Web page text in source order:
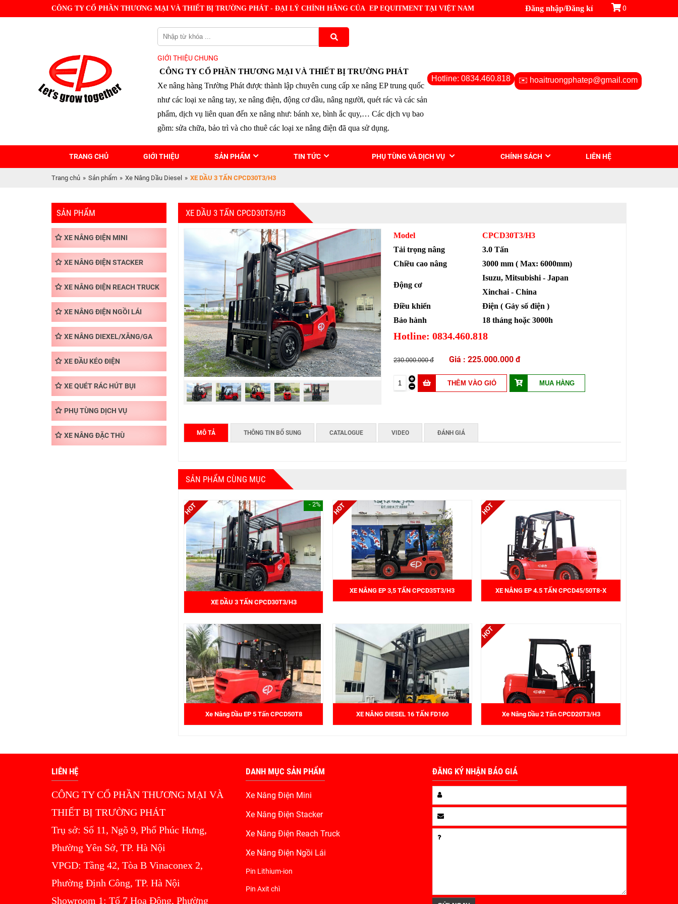
CÔNG TY CỔ PHẦN THƯƠNG MẠI VÀ THIẾT BỊ TRƯỜNG PHÁT - ĐẠI LÝ CHÍNH HÃNG CỦA EP EQUITMENT TẠI VIỆT NAM Đăng nhập/Đăng kí 0
GIỚI THIỆU CHUNG
CÔNG TY CỔ PHẦN THƯƠNG MẠI VÀ THIẾT BỊ TRƯỜNG PHÁT
Xe nâng hàng Trường Phát được thành lập chuyên cung cấp xe nâng EP trung quốc
như các loại xe nâng tay, xe nâng điện, động cơ dầu, nâng người, quét rác và các sản
phẩm, dịch vụ liên quan đến xe nâng như: bánh xe, bình ắc quy,… Các dịch vụ bao
gồm: sửa chữa, bảo trì và cho thuê các loại xe nâng điện đã qua sử dụng.
Hotline: 0834.460.818 ✉️ hoaitruongphatep@gmail.com
TRANG CHỦ GIỚI THIỆU SẢN PHẨM TIN TỨC PHỤ TÙNG VÀ DỊCH VỤ CHÍNH SÁCH LIÊN HỆ
Trang chủ » Sản phẩm » Xe Nâng Dầu Diesel » XE DẦU 3 TẤN CPCD30T3/H3
SẢN PHẨM
XE NÂNG ĐIỆN MINI
XE NÂNG ĐIỆN STACKER
XE NÂNG ĐIỆN REACH TRUCK
XE NÂNG ĐIỆN NGỒI LÁI
XE NÂNG DIEXEL/XĂNG/GA
XE ĐẦU KÉO ĐIỆN
XE QUÉT RÁC HÚT BỤI
PHỤ TÙNG DỊCH VỤ
XE NÂNG ĐẶC THÙ
XE DẦU 3 TẤN CPCD30T3/H3
Model
CPCD30T3/H3
Tải trọng nâng
3.0 Tấn
Chiều cao nâng
3000 mm ( Max: 6000mm)
Động cơ
Isuzu, Mitsubishi - Japan
Xinchai - China
Điều khiển
Điện ( Gảy số điện )
Bảo hành
18 tháng hoặc 3000h
Hotline: 0834.460.818
230.000.000 đ 225.000.000 đ
MÔ TẢ THÔNG TIN BỔ SUNG CATALOGUE VIDEO ĐÁNH GIÁ
SẢN PHẨM CÙNG MỤC
- 2%
XE DẦU 3 TẤN CPCD30T3/H3
XE NÂNG EP 3,5 TẤN CPCD35T3/H3 XE NÂNG EP 4.5 TẤN CPCD45/50T8-X
Xe Nâng Dầu EP 5 Tấn CPCD50T8 XE NÂNG DIESEL 16 TẤN FD160 Xe Nâng Dầu 2 Tấn CPCD20T3/H3
LIÊN HỆ
CÔNG TY CỔ PHẦN THƯƠNG MẠI VÀ
THIẾT BỊ TRƯỜNG PHÁT
Trụ sở: Số 11, Ngõ 9, Phố Phúc Hưng,
Phường Yên Sở, TP. Hà Nội
VPGD: Tầng 42, Tòa B Vinaconex 2,
Phường Định Công, TP. Hà Nội
Showroom 1: Tổ 7 Hoa Động, Phường
DANH MỤC SẢN PHẨM
Xe Nâng Điện Mini
Xe Nâng Điện Stacker
Xe Nâng Điện Reach Truck
Xe Nâng Điện Ngồi Lái
Pin Lithium-ion
Pin Axit chì
ĐĂNG KÝ NHẬN BÁO GIÁ